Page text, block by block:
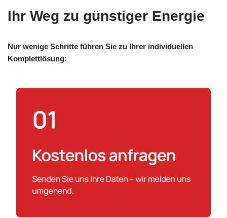
Ihr Weg zu günstiger Energie
Nur wenige Schritte führen Sie zu Ihrer individuellen
Komplettlösung: